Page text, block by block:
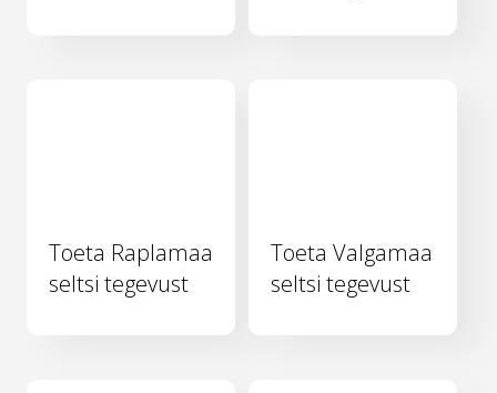
Toeta Raplamaa
seltsi tegevust
Toeta Valgamaa
seltsi tegevust